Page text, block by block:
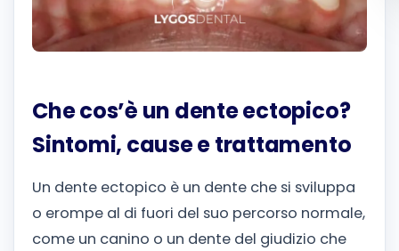
Che cos’è un dente ectopico?
Sintomi, cause e trattamento
Un dente ectopico è un dente che si sviluppa
o erompe al di fuori del suo percorso normale,
come un canino o un dente del giudizio che